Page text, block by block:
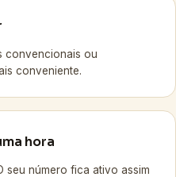
convencionais ou
conveniente.
hora
seu número fica ativo assim